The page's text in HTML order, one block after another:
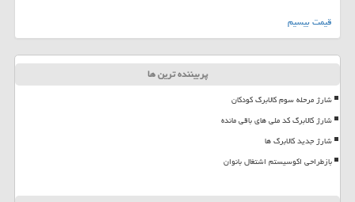
قیمت بیسیم
پربیننده ترین ها
شارژ مرحله سوم کالابرگ کودکان
شارژ کالابرگ کد ملی های باقی مانده
شارژ جدید کالابرگ ها
بازطراحی اکوسیستم اشتغال بانوان